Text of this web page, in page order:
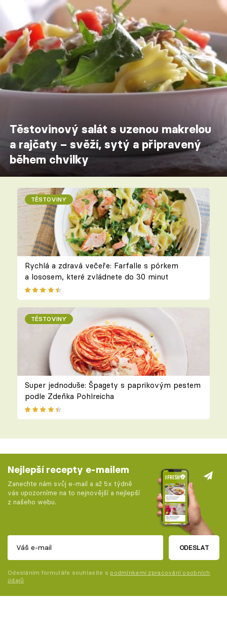
Těstovinový salát s uzenou makrelou
a rajčaty – svěží, sytý a připravený
během chvilky
TĚSTOVINY
Rychlá a zdravá večeře: Farfalle s pórkem
a lososem, které zvládnete do 30 minut
TĚSTOVINY
Super jednoduše: Špagety s paprikovým pestem
podle Zdeňka Pohlreicha
Nejlepší recepty e-mailem
Zanechte nám svůj e-mail a až 5x týdně
vás upozorníme na to nejnovější a nejlepší
z našeho webu.
ODESLAT
Odesláním formuláře souhlasíte s podmínkami zpracování osobních
údajů